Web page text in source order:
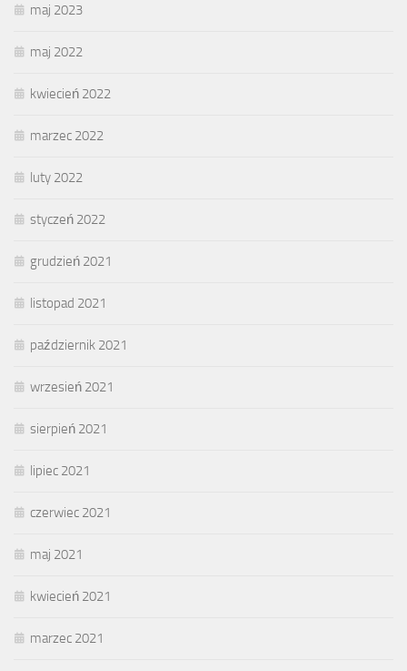
maj 2023
maj 2022
kwiecień 2022
marzec 2022
luty 2022
styczeń 2022
grudzień 2021
listopad 2021
październik 2021
wrzesień 2021
sierpień 2021
lipiec 2021
czerwiec 2021
maj 2021
kwiecień 2021
marzec 2021